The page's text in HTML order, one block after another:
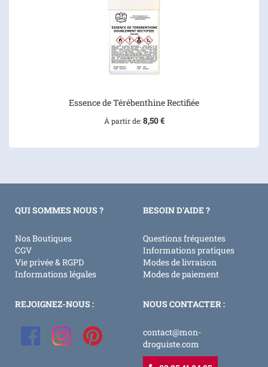
Essence de Térébenthine Rectifiée
À partir de 8,50 €
QUI SOMMES NOUS ?
Nos Boutiques
CGV
Vie privée & RGPD
Informations légales
BESOIN D'AIDE ?
Questions fréquentes
Informations pratiques
Modes de livraison
Modes de paiement
REJOIGNEZ-NOUS : NOUS CONTACTER :
contact@mon-
droguiste.com